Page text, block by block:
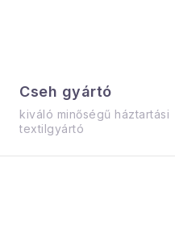
Cseh gyártó
kiváló minőségű háztartási
textilgyártó